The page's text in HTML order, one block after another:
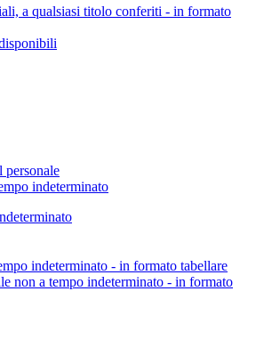
a qualsiasi titolo conferiti - in formato
personale
indeterminato
indeterminato - in formato tabellare
non a tempo indeterminato - in formato